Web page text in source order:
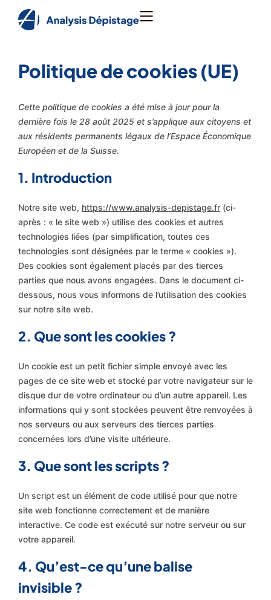
Politique de cookies (UE)
Cette politique de cookies a été mise à jour pour la
dernière fois le 28 août 2025 et s’applique aux citoyens et
aux résidents permanents légaux de l’Espace Économique
Européen et de la Suisse.
1. Introduction
Notre site web, https://www.analysis-depistage.fr (ci-
après : « le site web ») utilise des cookies et autres
technologies liées (par simplification, toutes ces
technologies sont désignées par le terme « cookies »).
Des cookies sont également placés par des tierces
parties que nous avons engagées. Dans le document ci-
dessous, nous vous informons de l’utilisation des cookies
sur notre site web.
2. Que sont les cookies ?
Un cookie est un petit fichier simple envoyé avec les
pages de ce site web et stocké par votre navigateur sur le
disque dur de votre ordinateur ou d’un autre appareil. Les
informations qui y sont stockées peuvent être renvoyées à
nos serveurs ou aux serveurs des tierces parties
concernées lors d’une visite ultérieure.
3. Que sont les scripts ?
Un script est un élément de code utilisé pour que notre
site web fonctionne correctement et de manière
interactive. Ce code est exécuté sur notre serveur ou sur
votre appareil.
4. Qu’est-ce qu’une balise
invisible ?